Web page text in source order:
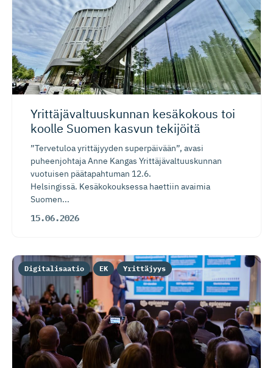
Yrittäjäval­tuus­kunnan kesäkokous toi
koolle Suomen kasvun tekijöitä
”Tervetuloa yrittäjyyden superpäivään”, avasi
puheenjohtaja Anne Kangas Yrittäjävaltuuskunnan
vuotuisen päätapahtuman 12.6.
Helsingissä. Kesäkokouksessa haettiin avaimia
Suomen...
15.06.2026
Digitalisaatio EK Yrittäjyys